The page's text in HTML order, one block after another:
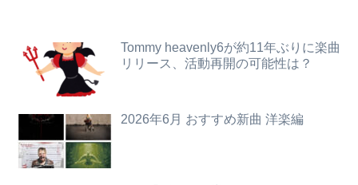
【秋田県】記者会見にオンライン出席したエリート幹部職員、バスローブ姿でタバコを吸いながら説明 県が聞き取りへ
【動画】美少女4人組の20年後の姿がヤバいwwwwww
【動画】福岡の電車、複数の駅で「チンポッ❤」というアナウンスが流れ大騒ぎwwwwwwwww
Tommy heavenly6が約11年ぶりに楽曲
リリース、活動再開の可能性は？
2026年6月 おすすめ新曲 洋楽編